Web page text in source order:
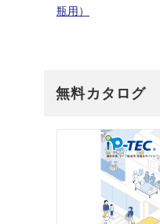
瓶用）
無料カタログ